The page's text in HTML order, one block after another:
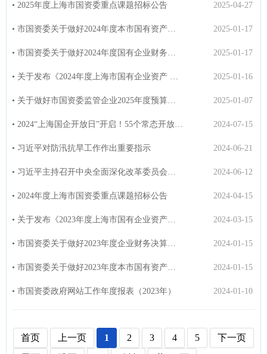
2025-04-27
• 2025年度上海市国资委重点课题招标公告
2025-01-17
• 市国资委关于做好2024年度本市国有资产、集体资产统计及报告编制工作的通知
2025-01-17
• 市国资委关于做好2024年度国有企业财务决算工作的通知
2025-01-16
• 关于发布《2024年度上海市国有企业资产 评估项目受托机构执业质量综合评价情况...
2025-01-07
• 关于做好市国资委监管企业2025年度预算报告工作的通知
2024-07-15
• 2024“上海国企开放日”开启！55个常态开放点位、暑期58场开放活动，线上平台...
2024-06-21
• 习近平对防汛抗旱工作作出重要指示
2024-06-12
• 习近平主持召开中央全面深化改革委员会第五次会议
2024-04-15
• 2024年度上海市国资委重点课题招标公告
2024-03-15
• 关于发布《2023年度上海市国有企业资产评估项目参与机构执业质量综合评价情况...
2024-01-15
• 市国资委关于做好2023年度企业财务决算工作的通知
2024-01-15
• 市国资委关于做好2023年度本市国有资产、集体资产统计及报告编制工作的通知
2024-01-10
• 市国资委政府网站工作年度报表（2023年）
首页 上一页 1 2 3 4 5
下一页